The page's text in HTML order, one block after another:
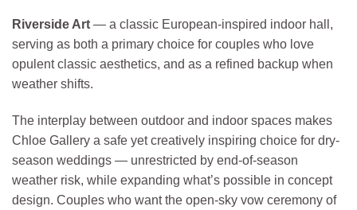
Riverside Art — a classic European-inspired indoor hall,
serving as both a primary choice for couples who love
opulent classic aesthetics, and as a refined backup when
weather shifts.
The interplay between outdoor and indoor spaces makes
Chloe Gallery a safe yet creatively inspiring choice for dry-
season weddings — unrestricted by end-of-season
weather risk, while expanding what’s possible in concept
design. Couples who want the open-sky vow ceremony of